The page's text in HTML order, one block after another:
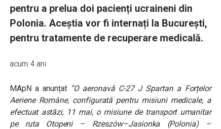
pentru a prelua doi pacienți ucraineni din
Polonia. Aceștia vor fi internați la București,
pentru tratamente de recuperare medicală.
acum 4 ani
MApN a anunțat ”O aeronavă C-27 J Spartan a Forțelor
Aeriene Române, configurată pentru misiuni medicale, a
efectuat astăzi, 11 mai, o misiune de transport umanitar
pe ruta Otopeni – Rzeszów–Jasionka (Polonia) –